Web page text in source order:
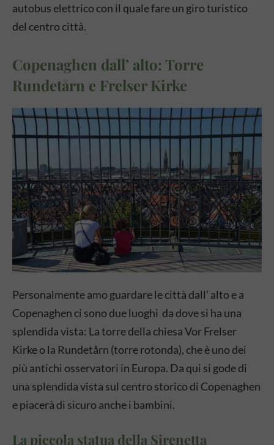
autobus elettrico con il quale fare un giro turistico
del centro città.
Copenaghen dall’ alto: Torre
Rundetårn e Frelser Kirke
Personalmente amo guardare le città dall’ alto e a
Copenaghen ci sono due luoghi da dove si ha una
splendida vista: La torre della chiesa Vor Frelser
Kirke o la Rundetårn (torre rotonda), che è uno dei
più antichi osservatori in Europa. Da qui si gode di
una splendida vista sul centro storico di Copenaghen
e piacerà di sicuro anche i bambini.
La piccola statua della Sirenetta